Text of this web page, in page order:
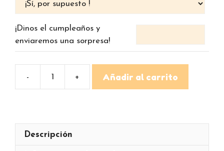
¡Dinos el cumpleaños y
enviaremos una sorpresa!
Añadir al carrito
Descripción